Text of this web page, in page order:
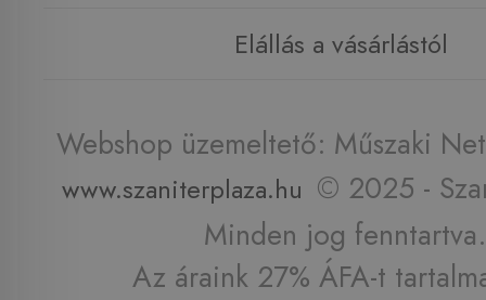
Elállás a vásárlástól
Webshop üzemeltető: Műszaki
www.szaniterplaza.hu © 2025 -
Minden jog fenntartva.
Az áraink 27% ÁFA-t